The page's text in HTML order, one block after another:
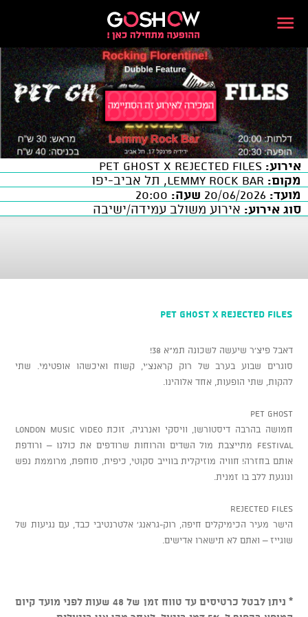
אירוע:
מקום:
מועד:
שעה:
סוג אירוע: אירוע משולב עמידה/ישיבה
Pet ghost X rejected files
דאבל פיצ'ר שיעשה לשכונה תמ"א 38!
סוגרים שבוע בערב של רוק קראנצ'י, קשוח ואיכשהו אופטימי. שתי
להקות, שתי הופעות, אחד אלוהינו.
Pet Ghost
חמושה בהרבה דיסטורשן, וויסקי ואנרגיה, זוכת London Music Video
Festival מתייצבת מול השדים והרוחות שרודפים את כולנו – ורודפת
אותם בחזרה! חוויה מוזיקלית בווייב סקוטי, כיפית, סוחפת, מרוממת נפש
ונוגעת ללב בו זמנית.
Rejected Files
הישר מעיר הכימיקלים חיפה, רוק-גראנג' אלטרנטיבי כבד, עם נגיעות של
שוגייז – ואתם לא תישארו אדישים.
* ניתן לבטל כרטיסים עד טווח זמן של 48 שעות לפני מועד קיום